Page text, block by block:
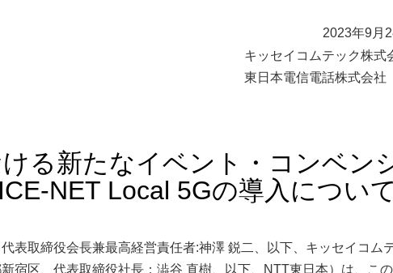
2023年9月
キッセイコムテック株式
東日本電信電話株式会社
る新たなイベント・コンベン
NET Local 5Gの導入について
表取締役会長兼最高経営責任者:神澤 鋭二、以下、キッセイコム
宿区、代表取締役社長：澁谷 直樹、以下、NTT東日本）は、この